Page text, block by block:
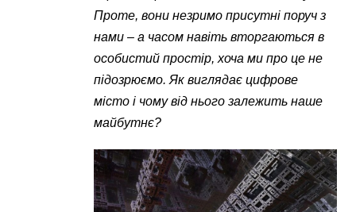
Проте, вони незримо присутні поруч з
нами – а часом навіть вторгаються в
особистий простір, хоча ми про це не
підозрюємо. Як виглядає цифрове
місто і чому від нього залежить наше
майбутнє?